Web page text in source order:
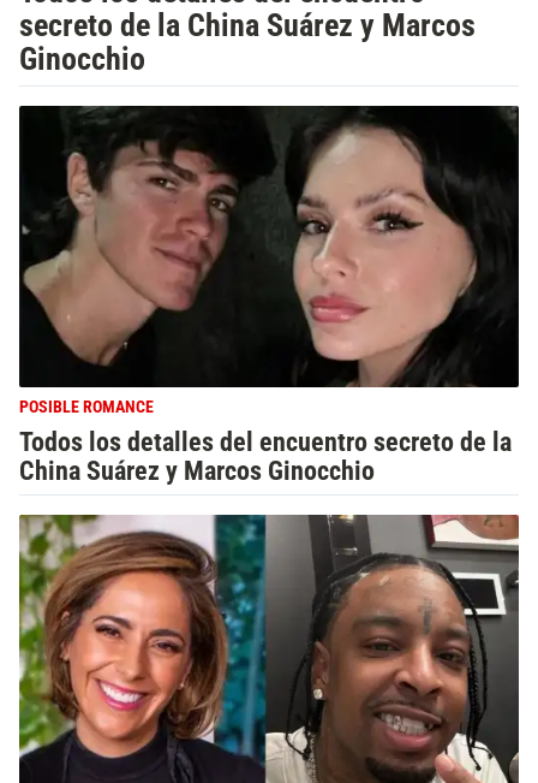
secreto de la China Suárez y Marcos
Ginocchio
POSIBLE ROMANCE
Todos los detalles del encuentro secreto de la
China Suárez y Marcos Ginocchio